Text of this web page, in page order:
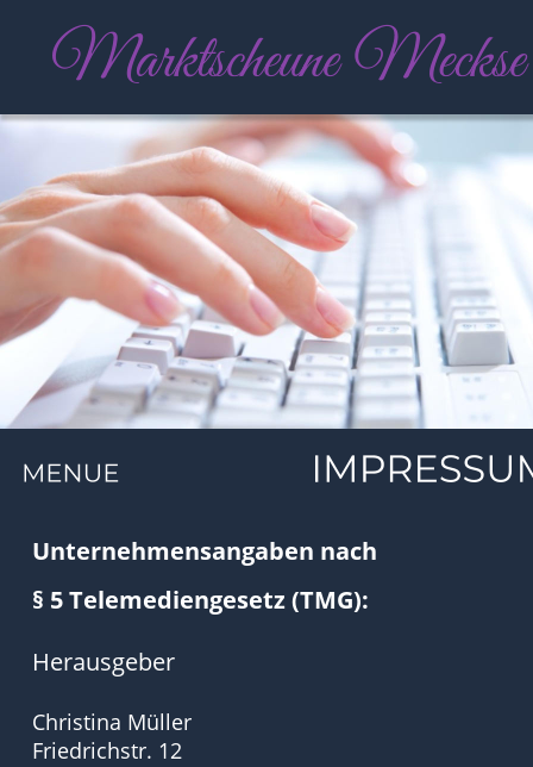
Herausgeber
Christina Müller
Friedrichstr. 12
Unternehmensangaben nach
§ 5 Telemediengesetz (TMG):